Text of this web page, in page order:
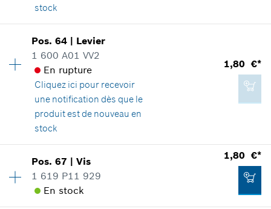
Ajouter au panier
1,80 €*
*Tous les prix sont TTC hors frais de port
Ajouter au panier
stock
Groupe de prix:
Informations pièces détachées
Adaptable sur outils
Positionner dans la vue éclatée
0,76 €*
*Tous les prix sont TTC hors frais de port
Pos.64 | Levier
1 600 A01 VV2
En rupture
Cliquez ici pour recevoir
une notification dès que le
produit est de nouveau en
stock
1,80 €*
Groupe de prix
Informations pièces détachées
Pos.67 |Vis
1 619 P11 929
En stock
1,80 €*